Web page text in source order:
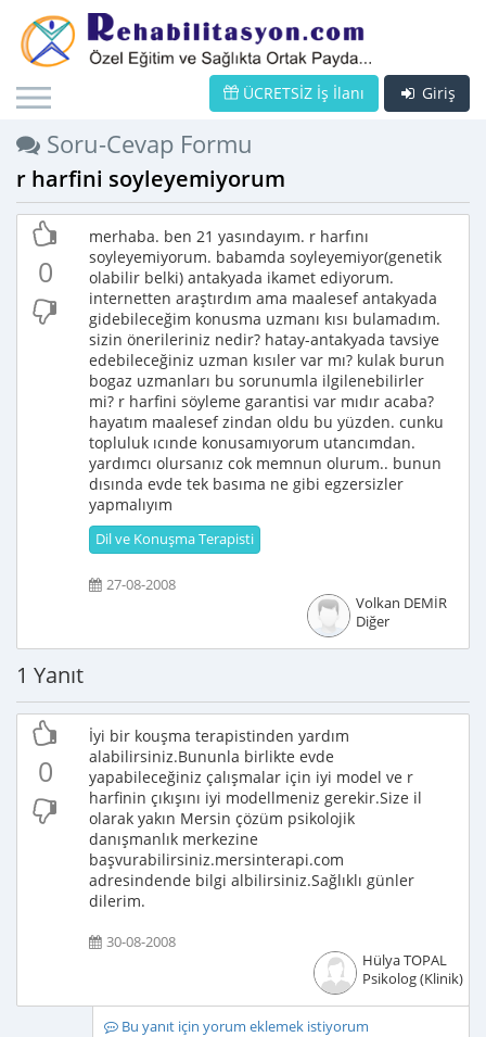
Giriş
ÜCRETSİZ İş İlanı
Soru-Cevap Formu
r harfini soyleyemiyorum
0
merhaba. ben 21 yasındayım. r harfını
soyleyemiyorum. babamda soyleyemiyor(genetik
olabilir belki) antakyada ikamet ediyorum.
internetten araştırdım ama maalesef antakyada
gidebileceğim konusma uzmanı kısı bulamadım.
sizin önerileriniz nedir? hatay-antakyada tavsiye
edebileceğiniz uzman kısıler var mı? kulak burun
bogaz uzmanları bu sorunumla ilgilenebilirler
mi? r harfini söyleme garantisi var mıdır acaba?
hayatım maalesef zindan oldu bu yüzden. cunku
topluluk ıcınde konusamıyorum utancımdan.
yardımcı olursanız cok memnun olurum.. bunun
dısında evde tek basıma ne gibi egzersizler
yapmalıyım
Dil ve Konuşma Terapisti
27-08-2008
Volkan DEMİR
Diğer
1 Yanıt
0
İyi bir kouşma terapistinden yardım
alabilirsiniz.Bununla birlikte evde
yapabileceğiniz çalışmalar için iyi model ve r
harfinin çıkışını iyi modellmeniz gerekir.Size il
olarak yakın Mersin çözüm psikolojik
danışmanlık merkezine
başvurabilirsiniz.mersinterapi.com
adresindende bilgi albilirsiniz.Sağlıklı günler
dilerim.
30-08-2008
Hülya TOPAL
Psikolog (Klinik)
Bu yanıt için yorum eklemek istiyorum